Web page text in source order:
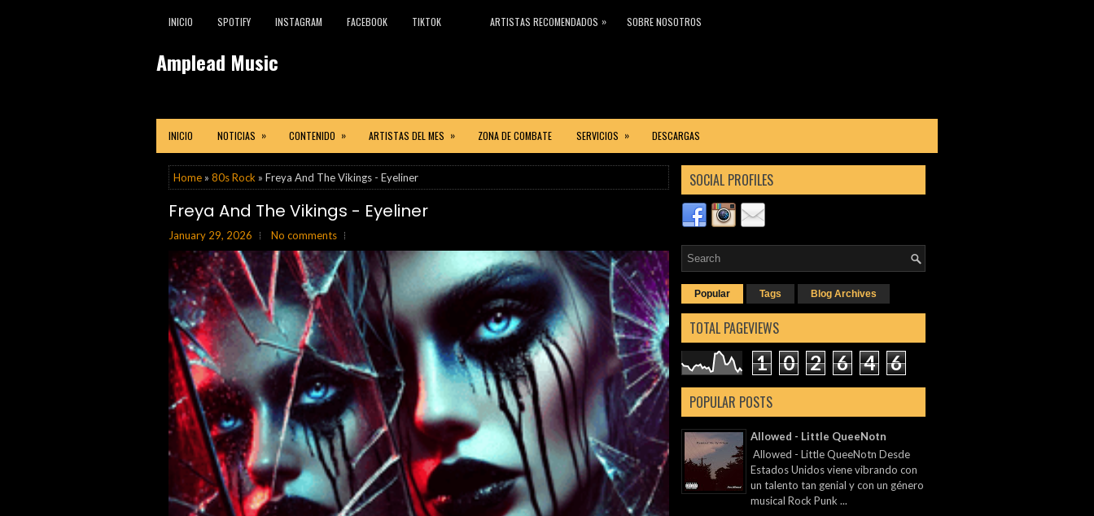
INICIO SPOTIFY INSTAGRAM FACEBOOK TIKTOK ARTISTAS RECOMENDADOS » SOBRE NOSOTROS
Amplead Music
INICIO NOTICIAS » CONTENIDO » ARTISTAS DEL MES » ZONA DE COMBATE SERVICIOS » DESCARGAS
Home » 80s Rock » Freya And The Vikings - Eyeliner
Freya And The Vikings - Eyeliner
January 29, 2026 No comments
SOCIAL PROFILES
Popular Tags Blog Archives
TOTAL PAGEVIEWS
1 0 2 6 4 6
POPULAR POSTS
Allowed - Little QueeNotn
Allowed - Little QueeNotn Desde
Estados Unidos viene vibrando con
un talento tan genial y con un género
musical Rock Punk ...